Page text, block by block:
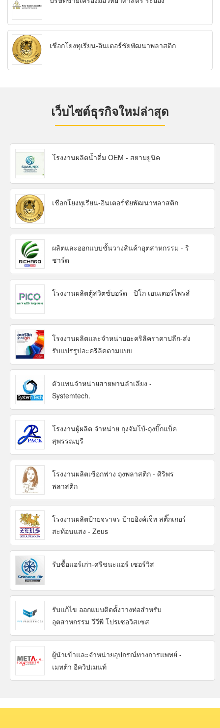
เชือกโยงทุเรียน-อินเตอร์ชัยพัฒนาพลาสติก
เว็บไซต์ธุรกิจใหม่ล่าสุด
โรงงานผลิตน้ำดื่ม OEM - สยามยูนิค
เชือกโยงทุเรียน-อินเตอร์ชัยพัฒนาพลาสติก
ผลิตและออกแบบชั้นวางสินค้าอุตสาหกรรม - ริ
ชาร์ด
โรงงานผลิตตู้สวิตซ์บอร์ด - ปิโก เอนเตอร์ไพรส์
โรงงานผลิตและจำหน่ายอะคริลิคราคาปลีก-ส่ง
รับแปรรูปอะคริลิคตามแบบ
ตัวแทนจำหน่ายสายพานลำเลียง -
Systemtech.
โรงงานผู้ผลิต จำหน่าย ถุงจัมโบ้-ถุงบิ๊กแบ็ค
สุพรรณบุรี
โรงงานผลิตเชือกฟาง ถุงพลาสติก - ศิริพร
พลาสติก
โรงงานผลิตป้ายจราจร ป้ายอิงค์เจ็ท สติ๊กเกอร์
สะท้อนแสง - Zeus
รับซื้อแอร์เก่า-ศรีชนะแอร์ เซอร์วิส
รับแก้ไข ออกแบบติดตั้งวางท่อสำหรับ
อุตสาหกรรม วีวีพี โปรเซอวิสเซส
ผู้นำเข้าและจำหน่ายอุปกรณ์ทางการแพทย์ -
เมทต้า อีควิปเมนท์